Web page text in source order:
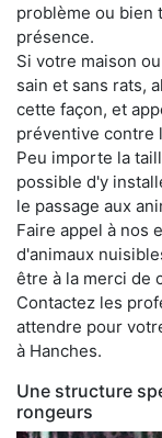
problème ou bien
présence.
Si votre maison
sain et sans rats,
cette façon, et
préventive contre
Peu importe la
possible d'y
le passage aux
Faire appel à nos
d'animaux
être à la merci de
Contactez les
attendre pour
à Hanches.
Une structure
rongeurs